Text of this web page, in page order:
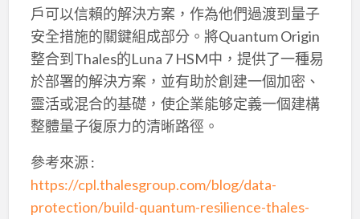
戶可以信賴的解決方案，作為他們過渡到量子
安全措施的關鍵組成部分。將Quantum Origin
整合到Thales的Luna 7 HSM中，提供了一種易
於部署的解決方案，並有助於創建一個加密、
靈活或混合的基礎，使企業能够定義一個建構
整體量子復原力的清晰路徑。
參考來源 :
https://cpl.thalesgroup.com/blog/data-
protection/build-quantum-resilience-thales-